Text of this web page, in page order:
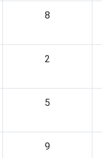
8
2
5
9